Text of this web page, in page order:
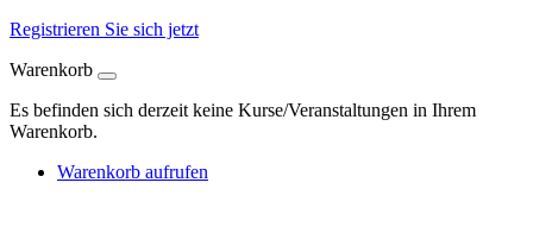
Registrieren Sie sich jetzt
Warenkorb
Es befinden sich derzeit keine Kurse/Veranstaltungen in Ihrem
Warenkorb.
Warenkorb aufrufen